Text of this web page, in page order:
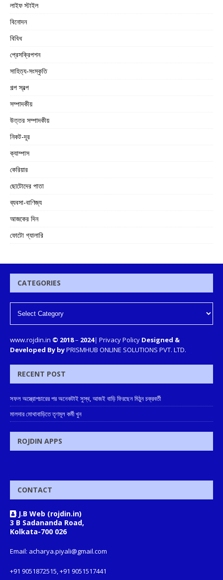
লাইফ স্টাইল
বিনোদন
বিবিধ
প্রেসক্রিপশন
সাহিত্য-সংস্কৃতি
গল্প স্বল্প
সম্পাদকীয়
উত্তর সম্পাদকীয়
নিকট-দূর
ক্যাম্পাস
কেরিয়ার
ছোটোদের পাতা
ব্যবসা-বাণিজ্য
আজকের দিন
ফোটো গ্যালারি
CATEGORIES
www.rojdin.in © 2018– 2024| Privacy Policy Designed &
Developed By byPRISMHUB ONLINE SOLUTIONS PVT. LTD.
RECENT POST
সফল অস্ত্রোপচারের পর অনেকটাই সুস্থ, আজই বাড়ি ফিরছেন মিঠুন চক্রবর্তী
মালদার মোথাবাড়িতে তৃণমূল কর্মী খুন
ROJDIN APPS
CONTACT
J.B Web (rojdin.in)
3 B Sadananda Road,
Kolkata-700 026
Email: acharya.piyali@gmail.com
+91 9051872515, +91 9051517441